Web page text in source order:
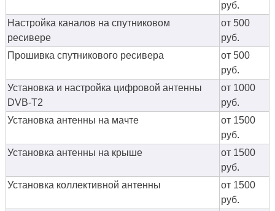
руб.
Настройка каналов на спутниковом
ресивере
от 500
руб.
Прошивка спутникового ресивера
от 500
руб.
Установка и настройка цифровой антенны
DVB-T2
от 1000
руб.
Установка антенны на мачте
от 1500
руб.
Установка антенны на крыше
от 1500
руб.
Установка коллективной антенны
от 1500
руб.